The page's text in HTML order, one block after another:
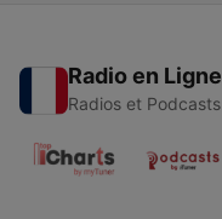
Radio en Ligne
Radios et Podcasts